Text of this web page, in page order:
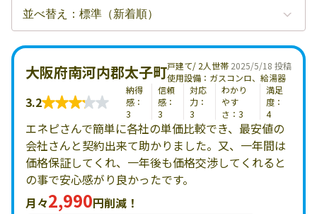
2025/5/18 投稿
大阪府南河内郡太子町戸建て/ 2人世帯
使用設備：ガスコンロ、給湯器
3.2
納得
感：
3
信頼
感：
3
対応
力：
3
わかり
やす
さ：3
満足
度：
4
エネピさんで簡単に各社の単価比較でき、最安値の
会社さんと契約出来て助かりました。又、一年間は
価格保証してくれ、一年後も価格交渉してくれると
の事で安心感がり良かったです。
月々2,990円削減！